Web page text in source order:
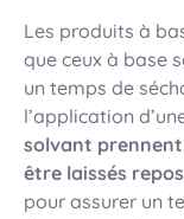
Les produits à
que ceux à base
un temps de
l’application
solvant
être laissés
pour assurer un